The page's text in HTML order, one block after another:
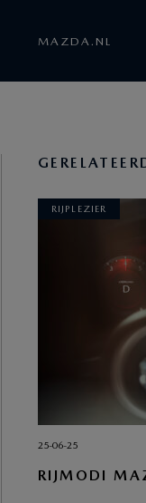
MAZDA.NL
RIJPLEZIER
25-06-25
RIJMODI